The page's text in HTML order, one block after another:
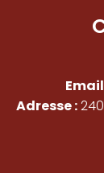
Adresse :